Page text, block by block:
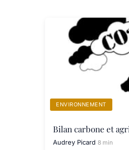
ENVIRONNEMENT
Bilan carbone et
Audrey Picard 8 min